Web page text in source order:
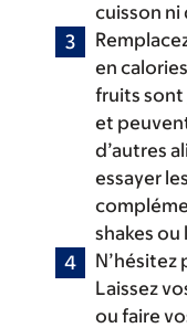
cuisson
en
fruits sont
et
d’autres
essayer
shakes
N’hésitez
Laissez
ou faire